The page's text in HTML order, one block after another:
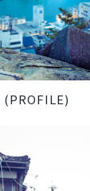
(PROFILE)